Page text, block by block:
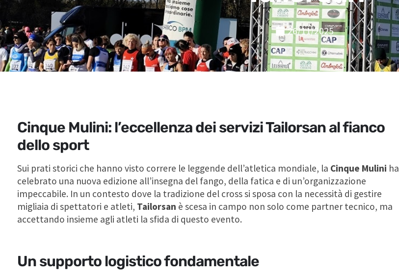
26/11/2025
Cinque Mulini: l’eccellenza dei servizi Tailorsan al fianco
dello sport
Sui prati storici che hanno visto correre le leggende dell’atletica mondiale, la Cinque Mulini ha
celebrato una nuova edizione all’insegna del fango, della fatica e di un’organizzazione
impeccabile. In un contesto dove la tradizione del cross si sposa con la necessità di gestire
migliaia di spettatori e atleti, Tailorsan è scesa in campo non solo come partner tecnico, ma
accettando insieme agli atleti la sfida di questo evento.
Un supporto logistico fondamentale